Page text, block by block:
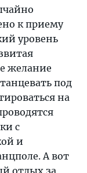
к приему
уровень
желание
под
на
с
и
А вот